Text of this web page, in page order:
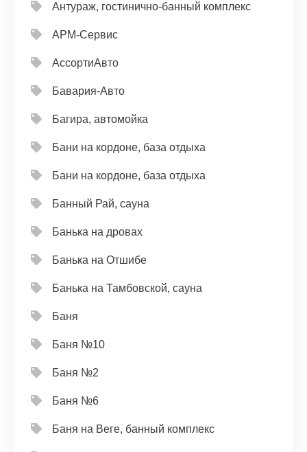
Антураж, гостинично-банный комплекс
АРМ-Сервис
АссортиАвто
Бавария-Авто
Багира, автомойка
Бани на кордоне, база отдыха
Бани на кордоне, база отдыха
Банный Рай, сауна
Банька на дровах
Банька на Отшибе
Банька на Тамбовской, сауна
Баня
Баня №10
Баня №2
Баня №6
Баня на Веге, банный комплекс